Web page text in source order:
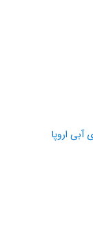
آبی اروپا